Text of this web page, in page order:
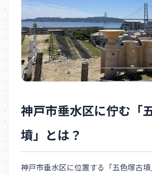
神戸市垂水区に佇む「
墳」とは？
神戸市垂水区に位置する「五色塚古